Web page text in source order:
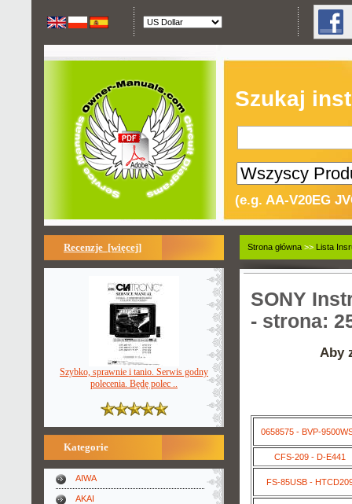
Szukaj
(e.g. AA-V20EG
Recenzje [więcej]
Szybko, sprawnie i tanio. Serwis godny
polecenia. Będę polec ..
Kategorie
AIWA
AKAI
Strona główna >> Lista
SONY
- strona:
Aby
0658575 - BVP-
CFS-209 - D-E441
FS-85USB -